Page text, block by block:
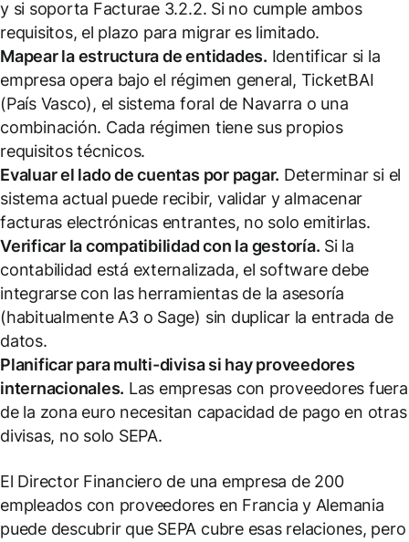
y si soporta Facturae 3.2.2. Si no cumple ambos
requisitos, el plazo para migrar es limitado.
Mapear la estructura de entidades. Identificar si la
empresa opera bajo el régimen general, TicketBAI
(País Vasco), el sistema foral de Navarra o una
combinación. Cada régimen tiene sus propios
requisitos técnicos.
Evaluar el lado de cuentas por pagar. Determinar si el
sistema actual puede recibir, validar y almacenar
facturas electrónicas entrantes, no solo emitirlas.
Verificar la compatibilidad con la gestoría. Si la
contabilidad está externalizada, el software debe
integrarse con las herramientas de la asesoría
(habitualmente A3 o Sage) sin duplicar la entrada de
datos.
Planificar para multi-divisa si hay proveedores
internacionales. Las empresas con proveedores fuera
de la zona euro necesitan capacidad de pago en otras
divisas, no solo SEPA.
El Director Financiero de una empresa de 200
empleados con proveedores en Francia y Alemania
puede descubrir que SEPA cubre esas relaciones, pero